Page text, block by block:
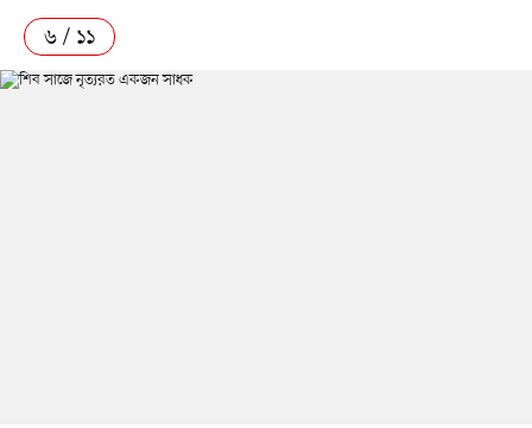
৬ / ১১